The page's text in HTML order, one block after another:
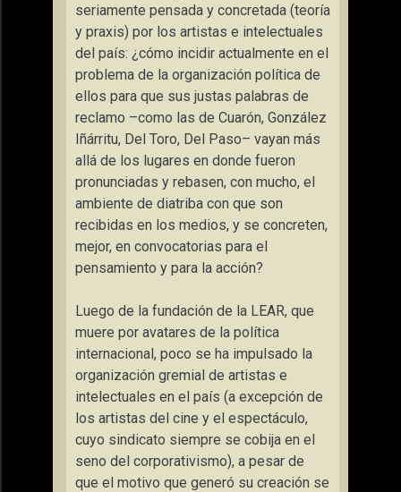
seriamente pensada y concretada (teoría
y praxis) por los artistas e intelectuales
del país: ¿cómo incidir actualmente en el
problema de la organización política de
ellos para que sus justas palabras de
reclamo –como las de Cuarón, González
Iñárritu, Del Toro, Del Paso– vayan más
allá de los lugares en donde fueron
pronunciadas y rebasen, con mucho, el
ambiente de diatriba con que son
recibidas en los medios, y se concreten,
mejor, en convocatorias para el
pensamiento y para la acción?
Luego de la fundación de la LEAR, que
muere por avatares de la política
internacional, poco se ha impulsado la
organización gremial de artistas e
intelectuales en el país (a excepción de
los artistas del cine y el espectáculo,
cuyo sindicato siempre se cobija en el
seno del corporativismo), a pesar de
que el motivo que generó su creación se